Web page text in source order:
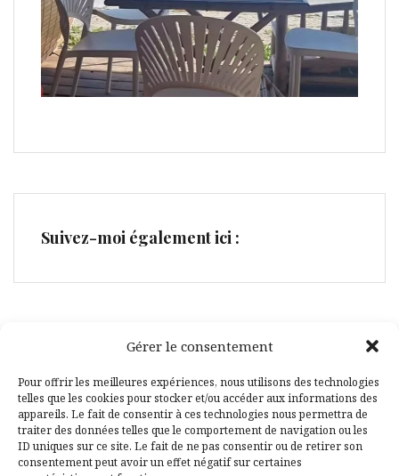
Gérer le consentement
Pour offrir les meilleures expériences, nous utilisons des technologies
telles que les cookies pour stocker et/ou accéder aux informations des
appareils. Le fait de consentir à ces technologies nous permettra de
traiter des données telles que le comportement de navigation ou les
ID uniques sur ce site. Le fait de ne pas consentir ou de retirer son
consentement peut avoir un effet négatif sur certaines
Suivez-moi également ici :
Facebook
Pinterest